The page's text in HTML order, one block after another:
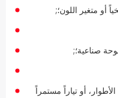
أو متغير اللون؛;
صناعية؛;
الأطوار، أو تياراً مستمراً